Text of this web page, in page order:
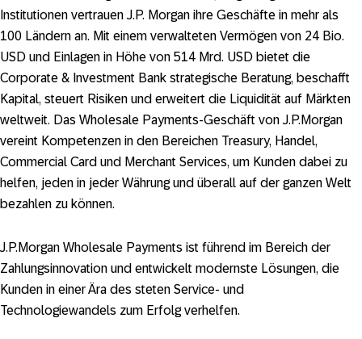
Institutionen vertrauen J.P. Morgan ihre Geschäfte in mehr als
100 Ländern an. Mit einem verwalteten Vermögen von 24 Bio.
USD und Einlagen in Höhe von 514 Mrd. USD bietet die
Corporate & Investment Bank strategische Beratung, beschafft
Kapital, steuert Risiken und erweitert die Liquidität auf Märkten
weltweit. Das Wholesale Payments-Geschäft von J.P.Morgan
vereint Kompetenzen in den Bereichen Treasury, Handel,
Commercial Card und Merchant Services, um Kunden dabei zu
helfen, jeden in jeder Währung und überall auf der ganzen Welt
bezahlen zu können.
J.P.Morgan Wholesale Payments ist führend im Bereich der
Zahlungsinnovation und entwickelt modernste Lösungen, die
Kunden in einer Ära des steten Service- und
Technologiewandels zum Erfolg verhelfen.